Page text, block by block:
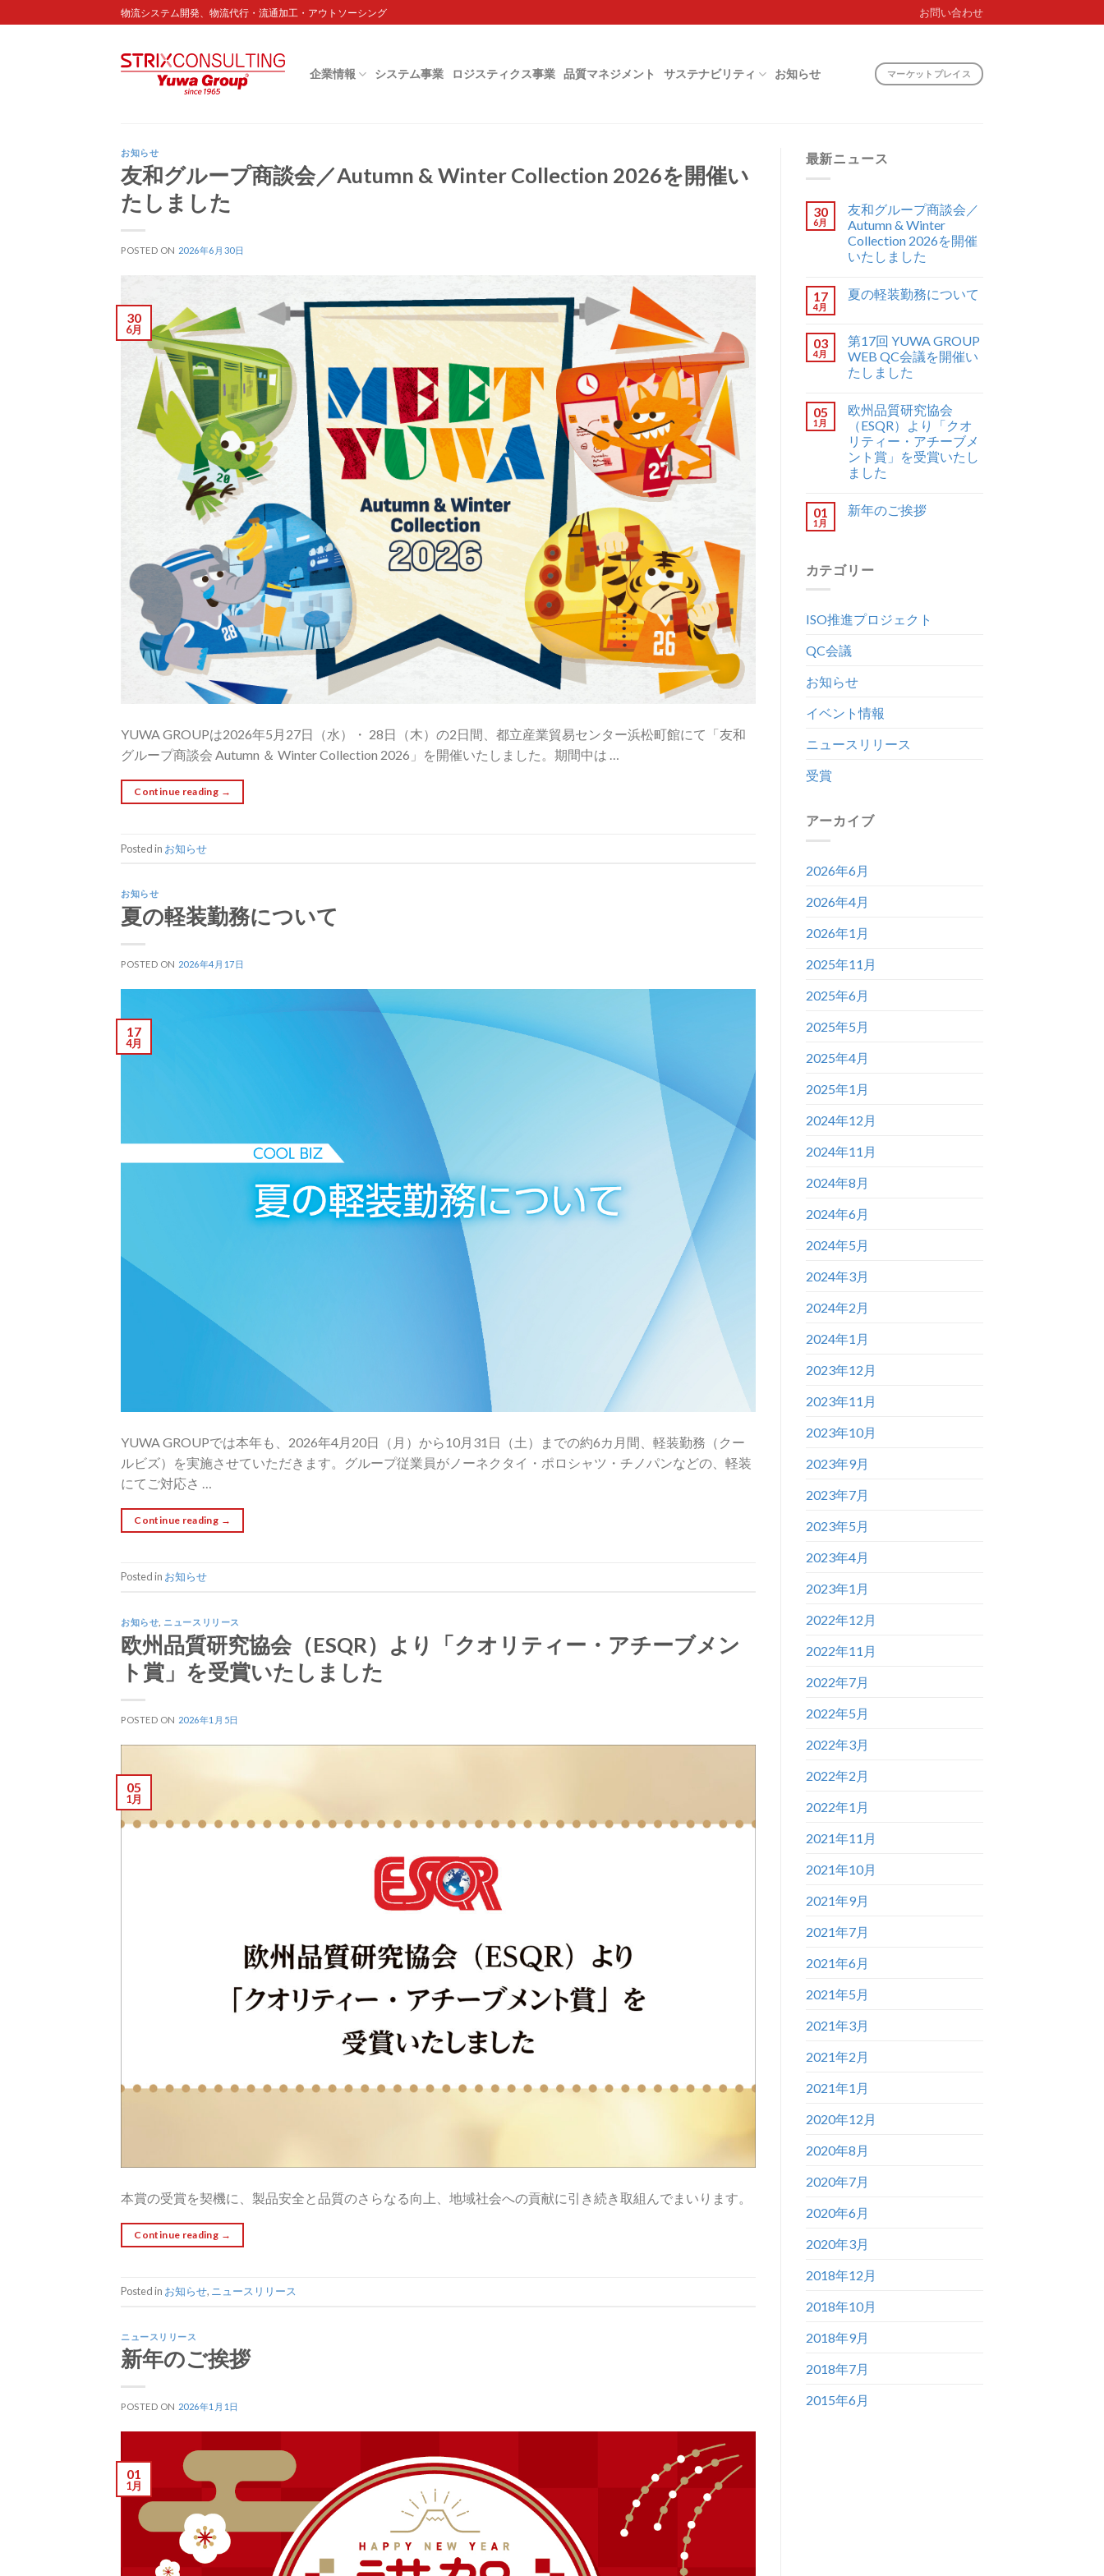
to
物流システム開発、物流代行・流通加工・アウトソーシング お問い合わせ
企業情報 システム事業 ロジスティクス事業 品質マネジメント サステナビリティ お知らせ マーケットプレイス
お知らせ
友和グループ商談会／Autumn & Winter Collection 2026を開催い
たしました
POSTED ON 2026年6月30日
30
6月
YUWA GROUPは2026年5月27日（水）・ 28日（木）の2日間、都立産業貿易センター浜松町館にて「友和
グループ商談会 Autumn ＆ Winter Collection 2026」を開催いたしました。期間中は …
Continue reading →
Posted in お知らせ
お知らせ
夏の軽装勤務について
POSTED ON 2026年4月17日
17
4月
YUWA GROUPでは本年も、2026年4月20日（月）から10月31日（土）までの約6カ月間、軽装勤務（クー
ルビズ）を実施させていただきます。グループ従業員がノーネクタイ・ポロシャツ・チノパンなどの、軽装
にてご対応さ …
Continue reading →
Posted in お知らせ
お知らせ ニュースリリース
欧州品質研究協会（ESQR）より「クオリティー・アチーブメン
ト賞」を受賞いたしました
POSTED ON 2026年1月5日
05
1月
本賞の受賞を契機に、製品安全と品質のさらなる向上、地域社会への貢献に引き続き取組んでまいります。
Continue reading →
Posted in お知らせ, ニュースリリース
ニュースリリース
新年のご挨拶
POSTED ON 2026年1月1日
01
1月
最新ニュース
30
6月
友和グループ商談会／
Autumn & Winter
Collection 2026を開催
いたしました
17
4月
夏の軽装勤務について
03
4月
第17回 YUWA GROUP
WEB QC会議を開催い
たしました
05
1月
欧州品質研究協会
（ESQR）より「クオ
リティー・アチーブメ
ント賞」を受賞いたし
ました
01
1月
新年のご挨拶
カテゴリー
ISO推進プロジェクト
QC会議
お知らせ
イベント情報
ニュースリリース
受賞
アーカイブ
2026年6月
2026年4月
2026年1月
2025年11月
2025年6月
2025年5月
2025年4月
2025年1月
2024年12月
2024年11月
2024年8月
2024年6月
2024年5月
2024年3月
2024年2月
2024年1月
2023年12月
2023年11月
2023年10月
2023年9月
2023年7月
2023年5月
2023年4月
2023年1月
2022年12月
2022年11月
2022年7月
2022年5月
2022年3月
2022年2月
2022年1月
2021年11月
2021年10月
2021年9月
2021年7月
2021年6月
2021年5月
2021年3月
2021年2月
2021年1月
2020年12月
2020年8月
2020年7月
2020年6月
2020年3月
2018年12月
2018年10月
2018年9月
2018年7月
2015年6月